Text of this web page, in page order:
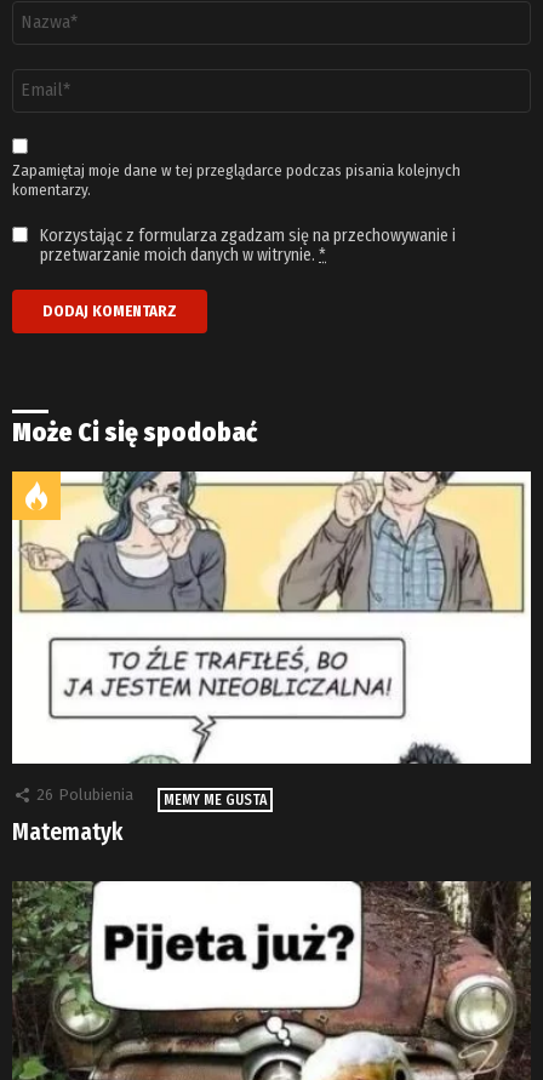
email
*
Zapamiętaj moje dane w tej przeglądarce podczas pisania kolejnych
komentarzy.
Korzystając z formularza zgadzam się na przechowywanie i
przetwarzanie moich danych w witrynie. *
Może Ci się spodobać
26 Polubienia MEMY ME GUSTA
Matematyk